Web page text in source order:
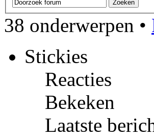
38 onderwerpen •
Stickies
Reacties
Bekeken
Laatste